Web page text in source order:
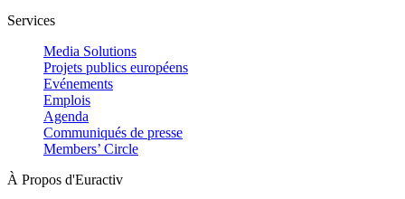
Services
Media Solutions
Projets publics européens
Evénements
Emplois
Agenda
Communiqués de presse
Members’ Circle
À Propos d'Euractiv